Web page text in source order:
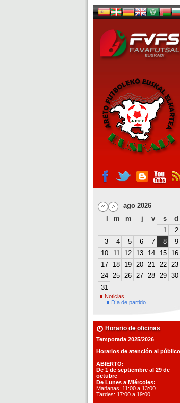
ago 2026
m m j v s
d
1
2
3
4 5 6 7 8
9
10
11 12 13 14 15
16
17
18 19 20 21 22 23
24 25 26 27 28 29 30
31
Noticias
Día de partido
Horario de oficinas
Temporada 2025/2026
Horarios de atención al
ABIERTO:
De 1 de septiembre al 29 de
octubre
De Lunes a Miércoles:
Mañanas: 11:00 a 13:00
Tardes: 17:00 a 19:00